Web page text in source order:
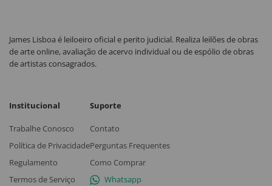
James Lisboa é leiloeiro oficial e perito judicial. Realiza leilões de obras
de arte online, avaliação de acervo individual ou de espólio de obras
de artistas consagrados.
Institucional
Trabalhe Conosco
Política de Privacidade
Regulamento
Termos de Serviço
Suporte
Contato
Perguntas Frequentes
Como Comprar
Whatsapp